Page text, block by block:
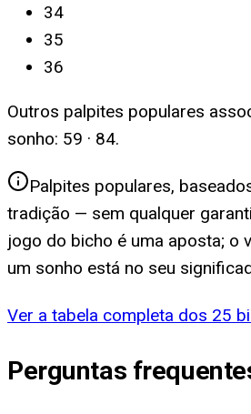
34
35
36
Outros palpites populares
sonho: 59 · 84.
Palpites populares,
tradição — sem qualquer
jogo do bicho é uma aposta; o
um sonho está no seu
Ver a tabela completa dos 25
Perguntas